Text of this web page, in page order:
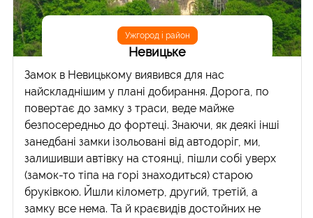
Ужгород і район
Невицьке
Замок в Невицькому виявився для нас
найскладнішим у плані добирання. Дорога, по
повертає до замку з траси, веде майже
безпосередньо до фортеці. Знаючи, як деякі інші
занедбані замки ізольовані від автодоріг, ми,
залишивши автівку на стоянці, пішли собі уверх
(замок-то тіпа на горі знаходиться) старою
бруківкою. Йшли кілометр, другий, третій, а
замку все нема. Та й краєвидів достойних не